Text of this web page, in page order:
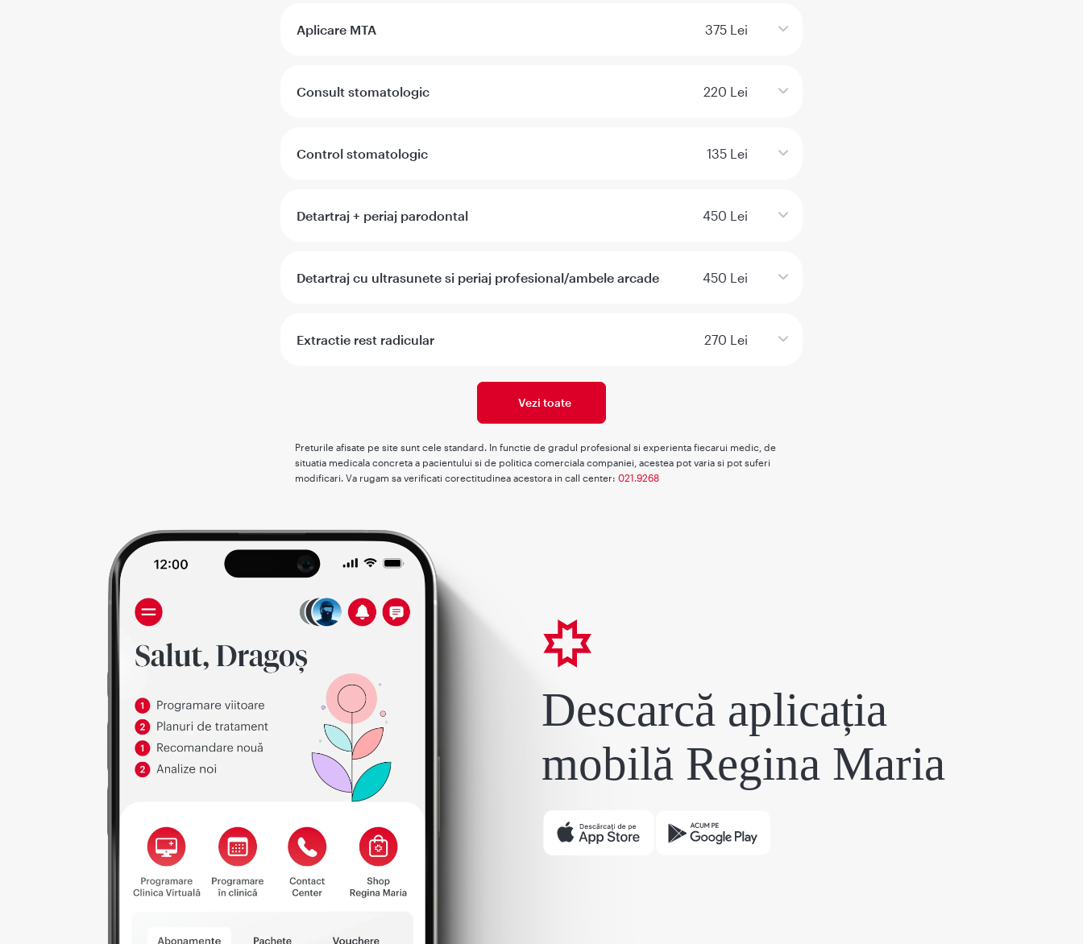
Aplicare MTA 375 Lei
Consult stomatologic 220 Lei
Control stomatologic 135 Lei
Detartraj + periaj parodontal 450 Lei
Detartraj cu ultrasunete si periaj profesional/ambele arcade 450 Lei
Extractie rest radicular 270 Lei
Vezi toate
Preturile afisate pe site sunt cele standard. In functie de gradul profesional si experienta fiecarui medic, de
situatia medicala concreta a pacientului si de politica comerciala companiei, acestea pot varia si pot suferi
modificari. Va rugam sa verificati corectitudinea acestora in call center: 021.9268
Descarcă aplicația
mobilă Regina Maria